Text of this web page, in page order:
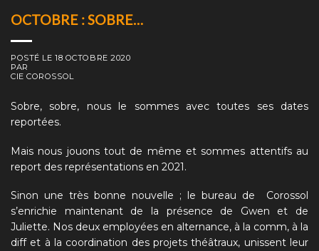
OCTOBRE : SOBRE…
POSTÉ LE18 OCTOBRE 2020
PAR
CIE COROSSOL
Sobre, sobre, nous le sommes avec toutes ses dates
reportées.
Mais nous jouons tout de même et sommes attentifs au
report des représentations en 2021.
Sinon une très bonne nouvelle ; le bureau de Corossol
s’enrichie maintenant de la présence de Gwen et de
Juliette. Nos deux employées en alternance, à la comm, à la
diff et à la coordination des projets théâtraux, unissent leur